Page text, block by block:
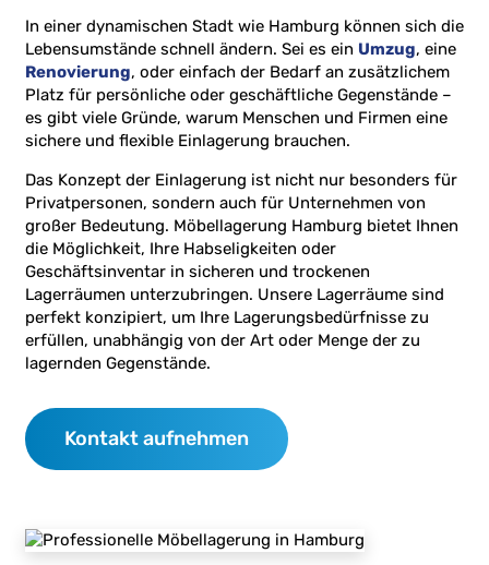
In einer dynamischen Stadt wie Hamburg können sich die
Lebensumstände schnell ändern. Sei es ein Umzug, eine
Renovierung, oder einfach der Bedarf an zusätzlichem
Platz für persönliche oder geschäftliche Gegenstände –
es gibt viele Gründe, warum Menschen und Firmen eine
sichere und flexible Einlagerung brauchen.
Das Konzept der Einlagerung ist nicht nur besonders für
Privatpersonen, sondern auch für Unternehmen von
großer Bedeutung. Möbellagerung Hamburg bietet Ihnen
die Möglichkeit, Ihre Habseligkeiten oder
Geschäftsinventar in sicheren und trockenen
Lagerräumen unterzubringen. Unsere Lagerräume sind
perfekt konzipiert, um Ihre Lagerungsbedürfnisse zu
erfüllen, unabhängig von der Art oder Menge der zu
lagernden Gegenstände.
Kontakt aufnehmen